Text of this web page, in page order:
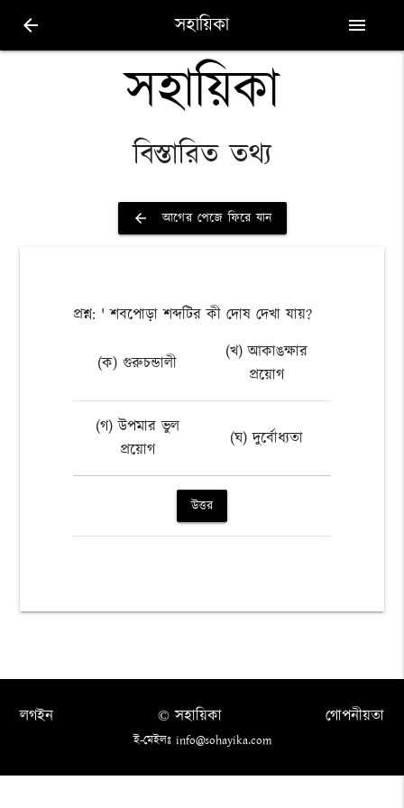
arrow_back সহায়িকা menu
সহায়িকা
বিস্তারিত তথ্য
arrow_back আগের পেজে ফিরে যান
প্রশ্ন: ' শবপোড়া শব্দটির কী দোষ দেখা যায়?
(ক) গুরুচন্ডালী
(খ) আকাঙক্ষার
প্রয়োগ
(গ) উপমার ভুল
প্রয়োগ
(ঘ) দুর্বোধ্যতা
উত্তর
লগইন গোপনীয়তা
© সহায়িকা
ই-মেইলঃ info@sohayika.com